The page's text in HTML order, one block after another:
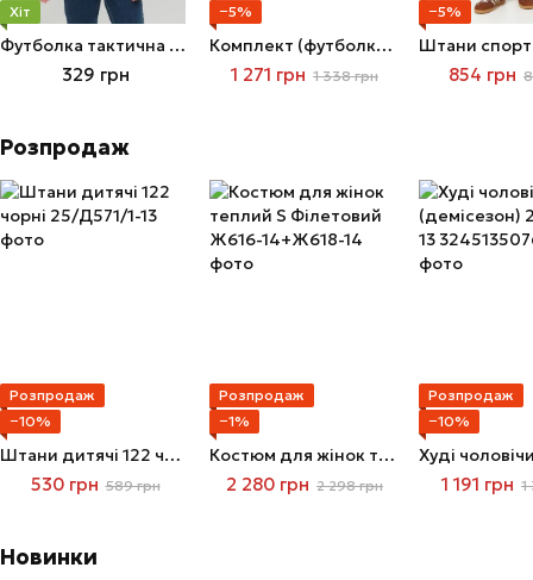
Хіт
Футболка тактична чоловіча S
329 грн
−5%
Комплект (футболка, шорти) синій S
1 271 грн 1 338 грн
−5%
854 грн
Розпродаж
Розпродаж
−10%
Штани дитячі 122 чорні
530 грн 589 грн
Розпродаж
−1%
Костюм для жінок теплий S Філетовий
2 280 грн 2 298 грн
Розпродаж
−10%
1 191 грн 1
Новинки